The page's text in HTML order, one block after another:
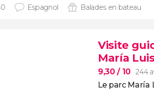
Espagnol Balades en bateau
Visite
María
9,30/ 10 244
Le parc María